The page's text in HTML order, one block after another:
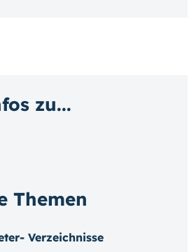
Themen
Verzeichnisse
zu...